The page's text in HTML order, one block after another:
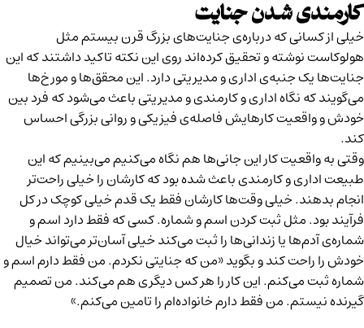
کارمندی شدن جنایت
خیلی از کسانی که درباره‌ی جنایت‌های بزرگ قرن بیستم مثل
هولوکاست نوشته و تحقیق کرده‌اند روی این نکته تاکید داشتند که این
جنایت‌ها یک جنبه‌ی اداری و مدیریتی دارد. این محقق‌ها و مورخ‌ها
می‌گویند که نگاه اداری و کارمندی و مدیریتی باعث می‌شود که فرد بین
خودش و واقعیت کارهایش فاصله‌ی فیزیکی و روانی بزرگی احساس
کند.
وقتی به واقعیت کار این جانی‌ها هم نگاه می‌کنیم می‌بینیم که این
طبیعت اداری و کارمندی باعث شده بود که کارشان را خیلی راحت‌تر
انجام بدهند. خیلی وقت‌ها کارشان فقط یک قدم خیلی کوچک در کل
فرآیند بود. مثل ثبت کردن اسم و شماره. کسی که فقط دارد اسم و
شماره‌ی آدم‌ها یا زندانی‌ها را ثبت می‌کند خیلی آسان‌تر می‌تواند خیال
خودش را راحت کند و بگوید «من که جنایتی نکردم. من فقط دارم اسم و
شماره ثبت می‌کنم. این کار را هر کس دیگری هم می‌کند. من تصمیم
گیرنده نیستم. من فقط دارم خانواده‌ام را تامین می‌کنم.»